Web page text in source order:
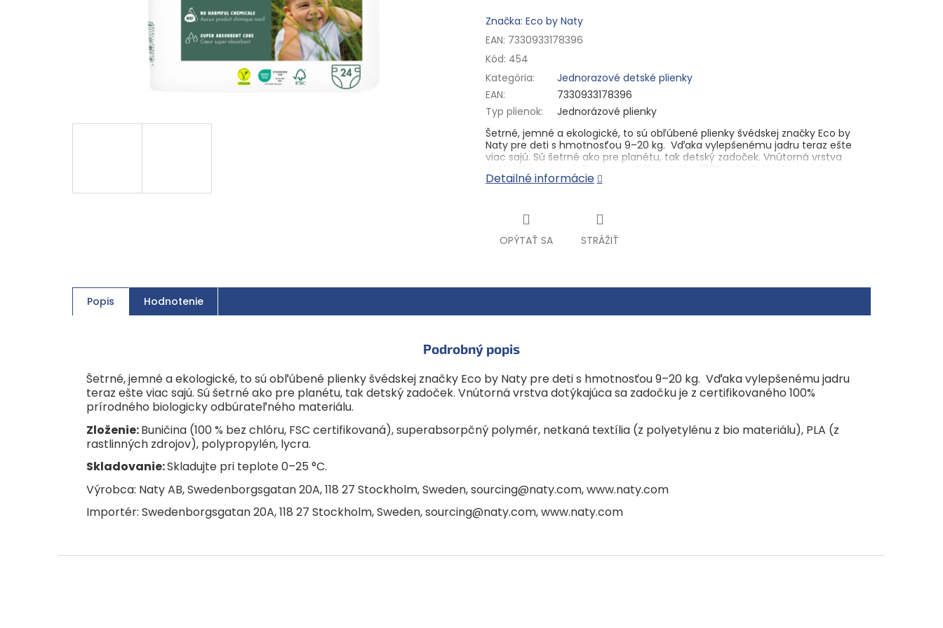
Značka: Eco by Naty
EAN: 7330933178396
Kód: 454
Kategória:
Jednorazové detské plienky
EAN:
7330933178396
Typ plienok:
Jednorázové plienky
Šetrné, jemné a ekologické, to sú obľúbené plienky švédskej značky Eco by
Naty pre deti s hmotnosťou 9–20 kg. Vďaka vylepšenému jadru teraz ešte
viac sajú. Sú šetrné ako pre planétu, tak detský zadoček. Vnútorná vrstva
dotýkajúca sa zadočku je z certifikovaného 100% prírodného biologicky
odbúrateľného materiálu.
polymér, netkaná textília (z polyetylénu z bio materiálu), PLA (z rastlinných
zdrojov), polypropylén, lycra.
Skladovanie:Skladujte pri teplote 0–25 °C.
Importér: Swedenborgsgatan 20A, 118 27 Stockholm, Sweden
Detailné informácie
OPÝTAŤ SA STRÁŽIŤ
Popis Hodnotenie
Podrobný popis
Šetrné, jemné a ekologické, to sú obľúbené plienky švédskej značky Eco by Naty pre deti s hmotnosťou 9–20 kg. Vďaka vylepšenému jadru
teraz ešte viac sajú. Sú šetrné ako pre planétu, tak detský zadoček. Vnútorná vrstva dotýkajúca sa zadočku je z certifikovaného 100%
prírodného biologicky odbúrateľného materiálu.
Zloženie:Buničina (100 % bez chlóru, FSC certifikovaná), superabsorpčný polymér, netkaná textília (z polyetylénu z bio materiálu), PLA (z
rastlinných zdrojov), polypropylén, lycra.
Skladovanie:Skladujte pri teplote 0–25 °C.
Výrobca: Naty AB, Swedenborgsgatan 20A, 118 27 Stockholm, Sweden, sourcing@naty.com, www.naty.com
Importér: Swedenborgsgatan 20A, 118 27 Stockholm, Sweden, sourcing@naty.com, www.naty.com